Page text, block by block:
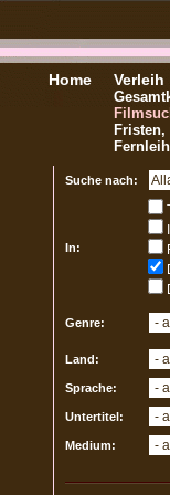
Home Verleih
Suche nach:
In:
Genre:
Land:
Sprache:
Untertitel:
Medium: